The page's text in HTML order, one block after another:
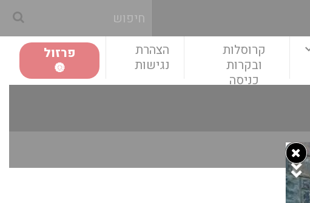
קרוסלות
ובקרות
כניסה
הצהרת
נגישות
פרזול
🔘